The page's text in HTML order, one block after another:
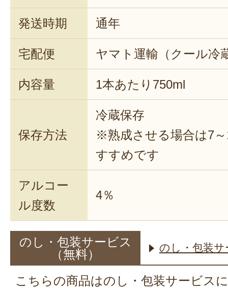
発送時期 通年
宅配便 ヤマト運輸（クール冷
内容量 1本あたり750ml
保存方法
冷蔵保存
※熟成させる場合は7
すすめです
アルコー
ル度数
4％
のし・包装サービス
（無料）
のし・包装
こちらの商品はのし・包装サービス